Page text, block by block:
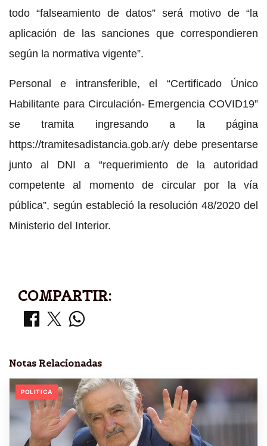
todo “falseamiento de datos” será motivo de “la
aplicación de las sanciones que correspondieren
según la normativa vigente”.
Personal e intransferible, el “Certificado Único
Habilitante para Circulación- Emergencia COVID19”
se tramita ingresando a la página
https://tramitesadistancia.gob.ar/y debe presentarse
junto al DNI a “requerimiento de la autoridad
competente al momento de circular por la vía
pública”, según estableció la resolución 48/2020 del
Ministerio del Interior.
COMPARTIR:
Notas Relacionadas
POLITICA